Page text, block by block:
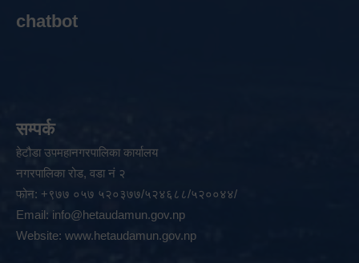
chatbot
सम्पर्क
हेटौडा उपमहानगरपालिका कार्यालय
नगरपालिका रोड, वडा नं २
फोन: +९७७ ०५७ ५२०३७७/५२४६८८/५२००४४/
Email: info@hetaudamun.gov.np
Website: www.hetaudamun.gov.np